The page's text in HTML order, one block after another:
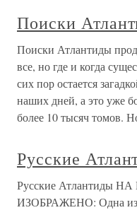
Поиски
Поиски Атлантиды
все, но где и когда
сих пор остается
наших дней, а это уже
более 10 тысяч томов.
Русские
Русские Атлантиды
ИЗОБРАЖЕНО: Одна из